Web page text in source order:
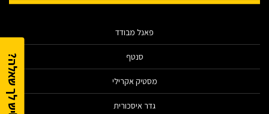
יש לך שאלה?
פאנל מבודד
סנטף
מסטיק אקרילי
גדר איסכורית